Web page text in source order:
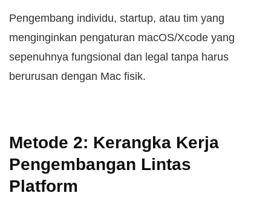
Pengembang individu, startup, atau tim yang
menginginkan pengaturan macOS/Xcode yang
sepenuhnya fungsional dan legal tanpa harus
berurusan dengan Mac fisik.
Metode 2: Kerangka Kerja
Pengembangan Lintas
Platform